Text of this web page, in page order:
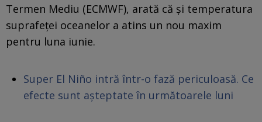
Termen Mediu (ECMWF), arată că și temperatura
suprafeței oceanelor a atins un nou maxim
pentru luna iunie.
Super El Niño intră într-o fază periculoasă. Ce
efecte sunt așteptate în următoarele luni